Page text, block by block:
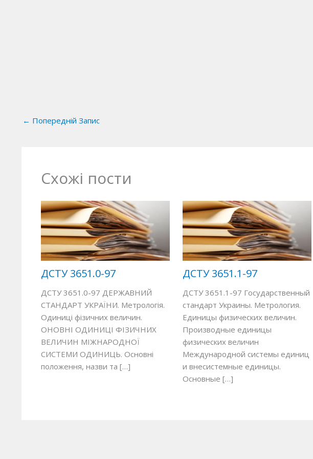
← Попередній Запис
Схожі пости
ДСТУ 3651.0-97
ДСТУ 3651.0-97 ДЕРЖАВНИЙ
СТАНДАРТ УКРАЇНИ. Метрологія.
Одиниці фізичних величин.
ОНОВНІ ОДИНИЦІ ФІЗИЧНИХ
ВЕЛИЧИН МІЖНАРОДНОЇ
СИСТЕМИ ОДИНИЦЬ. Основні
положення, назви та […]
ДСТУ 3651.1-97
ДСТУ 3651.1-97 Государственный
стандарт Украины. Метрология.
Единицы физических величин.
Производные единицы
физических величин
Международной системы единиц
и внесистемные единицы.
Основные […]